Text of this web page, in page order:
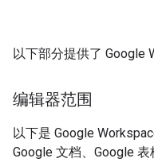
以下部分提供了 Google
编辑器范围
以下是 Google
Google 文档、Google 表